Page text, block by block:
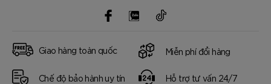
Giao hàng toàn quốc Miễn phí đổi hàng
Chế độ bảo hành uy tín Hỗ trợ tư vấn 24/7